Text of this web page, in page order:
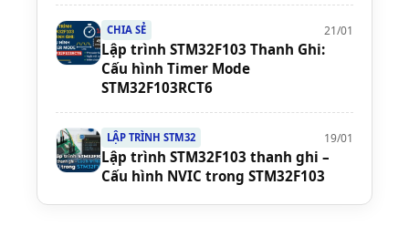
CHIA SẺ 21/01
Lập trình STM32F103 Thanh Ghi:
Cấu hình Timer Mode
STM32F103RCT6
LẬP TRÌNH STM32 19/01
Lập trình STM32F103 thanh ghi –
Cấu hình NVIC trong STM32F103